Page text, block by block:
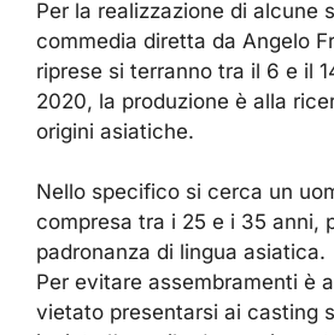
Per la realizzazione di alcune
commedia diretta da Angelo
riprese si terranno tra il 6 e il
2020, la produzione è alla
origini asiatiche.
Nello specifico si cerca un
compresa tra i 25 e i 35 anni,
padronanza di lingua asiatica.
Per evitare assembramenti è
vietato presentarsi ai casting